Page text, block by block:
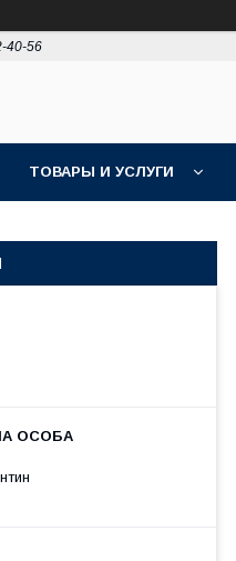
40-56
ТОВАРЫ И УСЛУГИ